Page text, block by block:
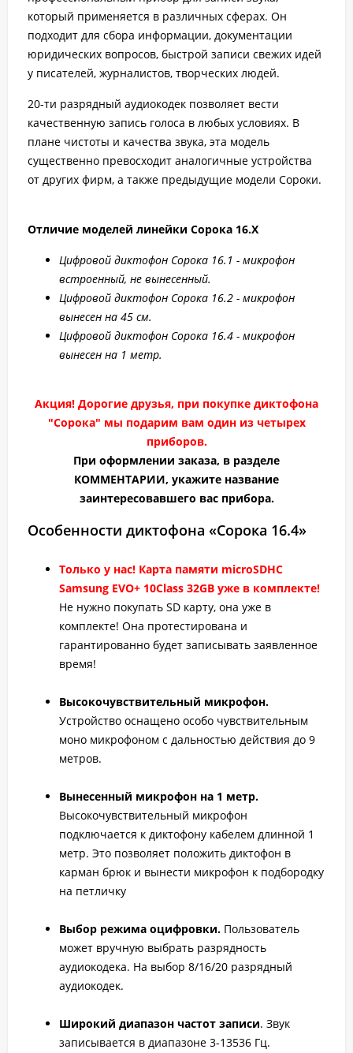
который применяется в различных сферах. Он
подходит для сбора информации, документации
юридических вопросов, быстрой записи свежих идей
у писателей, журналистов, творческих людей.
20-ти разрядный аудиокодек позволяет вести
качественную запись голоса в любых условиях. В
плане чистоты и качества звука, эта модель
существенно превосходит аналогичные устройства
от других фирм, а также предыдущие модели Сороки.
Отличие моделей линейки Сорока 16.Х
Цифровой диктофон Сорока 16.1 - микрофон
встроенный, не вынесенный.
Цифровой диктофон Сорока 16.2 - микрофон
вынесен на 45 см.
Цифровой диктофон Сорока 16.4 - микрофон
вынесен на 1 метр.
Акция! Дорогие друзья, при покупке диктофона
"Сорока" мы подарим вам один из четырех
приборов.
При оформлении заказа, в разделе
КОММЕНТАРИИ, укажите название
заинтересовавшего вас прибора.
Особенности диктофона «Сорока 16.4»
Только у нас! Карта памяти microSDHC
Samsung EVO+ 10Class 32GB уже в комплекте!
Не нужно покупать SD карту, она уже в
комплекте! Она протестирована и
гарантированно будет записывать заявленное
время!
Высокочувствительный микрофон.
Устройство оснащено особо чувствительным
моно микрофоном с дальностью действия до 9
метров.
Вынесенный микрофон на 1 метр.
Высокочувствительный микрофон
подключается к диктофону кабелем длинной 1
метр. Это позволяет положить диктофон в
карман брюк и вынести микрофон к подбородку
на петличку
Выбор режима оцифровки. Пользователь
может вручную выбрать разрядность
аудиокодека. На выбор 8/16/20 разрядный
аудиокодек.
Широкий диапазон частот записи. Звук
записывается в диапазоне 3-13536 Гц.